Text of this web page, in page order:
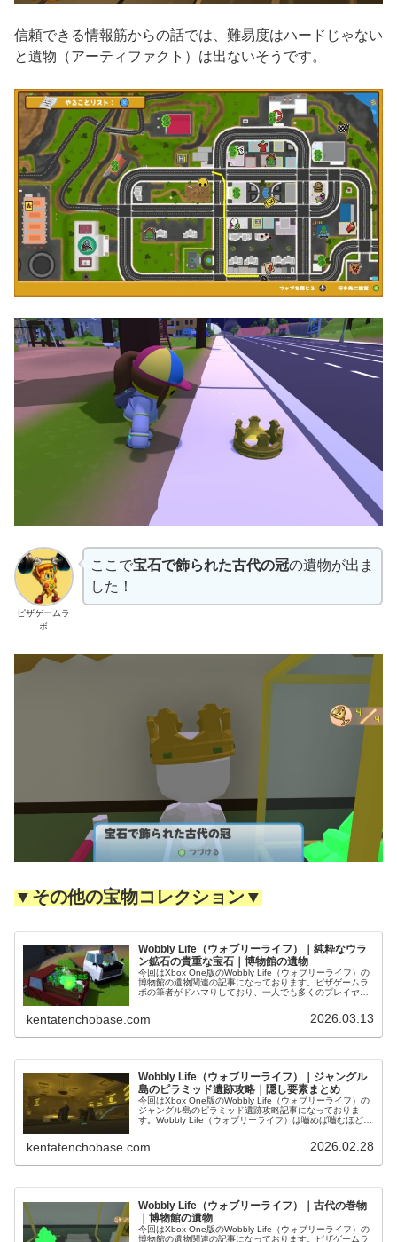
信頼できる情報筋からの話では、難易度はハードじゃない
と遺物（アーティファクト）は出ないそうです。
ピザゲームラ
ボ
ここで宝石で飾られた古代の冠の遺物が出ま
した！
▼その他の宝物コレクション▼
Wobbly Life（ウォブリーライフ）｜純粋なウラ
ン鉱石の貴重な宝石｜博物館の遺物
今回はXbox One版のWobbly Life（ウォブリーライフ）の
博物館の遺物関連の記事になっております。ピザゲームラ
ボの筆者がドハマりしており、一人でも多くのプレイヤー
kentatenchobase.com 2026.03.13
Wobbly Life（ウォブリーライフ）｜ジャングル
島のピラミッド遺跡攻略｜隠し要素まとめ
今回はXbox One版のWobbly Life（ウォブリーライフ）の
ジャングル島のピラミッド遺跡攻略記事になっておりま
す。Wobbly Life（ウォブリーライフ）は嚙めば嚙むほど味
kentatenchobase.com 2026.02.28
Wobbly Life（ウォブリーライフ）｜古代の巻物
｜博物館の遺物
今回はXbox One版のWobbly Life（ウォブリーライフ）の
博物館の遺物関連の記事になっております。ピザゲームラ